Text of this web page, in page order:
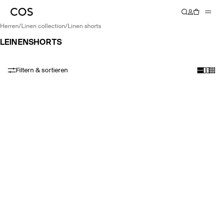
herren/ linen collection/ linen shorts
LEINENSHORTS
Filtern & sortieren